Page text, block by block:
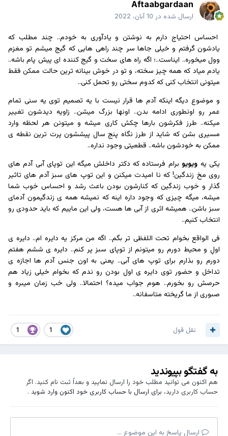
Aftaabgardaan
ارسال شده در 10 آبان، 2022
احساس احتیاج دارم به نوشتن و یادآوری به خودم.. چند مطلب که
یادشون گرفتم و خیلی جاها سر چند راهی هایی که گیج میشم تو مغزم
وول میخوره.. ایناست..؛ اگه راه های سخت و گیج کننده ای پیش پام باشه..
یادم میاد که همه چیز سخته، و تو در خوش بینانه ترین حالت ممکن فقط
میتونی انتخاب کنی که کدوم سختی رو تحمل کنی..
و موضوع دیگه اینکه آدم ها قرار نیست با یه تصمیم توی یه سنی تمام
عمر رو اونطوری ادامه بدن.. اونها بزرگ میشن.. زاویه دیدشون تغییر
میکنه.. طرز فکرشون بارها چکش کاری میشه‌ و میتونن هر لحظه وارد
مسیری بشن که شاید از طرز نگاه پنج سال پیششون پرت ترین نقطه ی
ممکن به خودشون باشه.. قطعیتی وجود نداره..
یکی یه ویویوبرام فرستاده که دکتر داخلش میگه این توپای آبی آدم های
روی مخ زندگین! که نا امیدت میکنن و این توپ های سبز آدم های تاثیر
گذار و خوب زندگین که کنارشون بودن باعث‌ رشد و احساس خوب شما
میشه، میگه چیزی که وجود داره اینه که نمیشه همه ی زندگیمون آدمای
سبز باشن.. همیشه اثری از آبی ها هست، ولی این ماییم که باید حدودی رو
انتخاب کنیم..
فی الواقع بخوام تحت اللفظی تر بگم.. اگه من مرکز یه دایره ام.. دایره ی‌
اولِ و محیط‌ دورم رو میتونم از توپای سبز پر کنم.. دایره ی ششم هفتم
دورم رو بذارم برای توپ های آبی.. یعنی به اون جنس آدم ها اجازه ی
تداخل‌ و حضور توی دایره ی اول بودن رو ندم که بخوام خیلی زیاد هم
حرصش رو بخورم.. هوم جواب میده؟ احتمالا.. ولی خب زمان میبره و
صبوری از ما گریخته متاسفانه..
نقل قول
به گفتگو بپیوندید
هم اکنون می توانید مطلب خود را ارسال نمایید و بعداً ثبت نام کنید. اگر
حساب کاربری دارید، برای ارسال با حساب کاربری خود اکنون وارد شوید.
ارسال پاسخ به این موضوع ...